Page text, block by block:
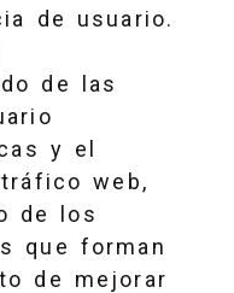
de usuario.
de las
y el
web,
de los
que forman
de mejorar